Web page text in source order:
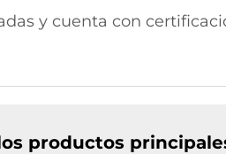
y cuenta con
productos